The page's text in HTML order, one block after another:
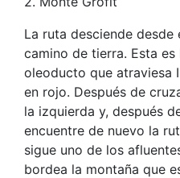
La ruta desciende
camino de tierra. Esta
oleoducto que atraviesa
en rojo. Después de
la izquierda y, después
encuentre de nuevo la
sigue uno de los
bordea la montaña que